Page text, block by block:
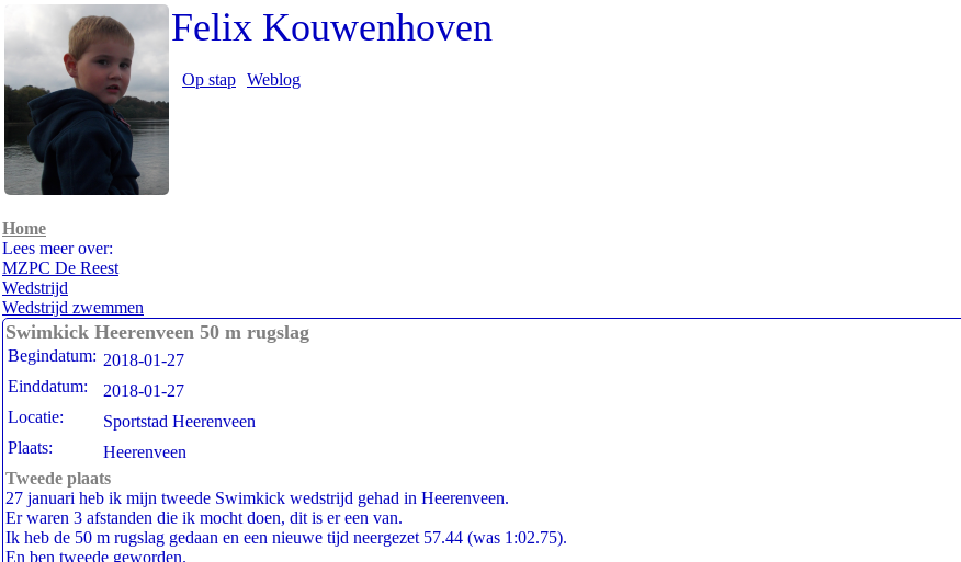
Felix Kouwenhoven
Op stap Weblog
Home
Lees meer over:
MZPC De Reest
Wedstrijd
Wedstrijd zwemmen
Swimkick Heerenveen 50 m rugslag
Begindatum: 2018-01-27
Einddatum:
2018-01-27
Locatie:
Sportstad Heerenveen
Plaats:
Heerenveen
Tweede plaats
27 januari heb ik mijn tweede Swimkick wedstrijd gehad in Heerenveen.
Er waren 3 afstanden die ik mocht doen, dit is er een van.
Ik heb de 50 m rugslag gedaan en een nieuwe tijd neergezet 57.44 (was 1:02.75).
En ben tweede geworden.